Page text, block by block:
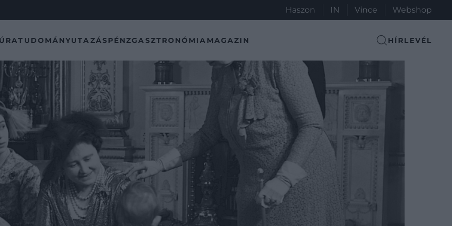
Haszon IN Vince Webshop
TUDOMÁNYUTAZÁSPÉNZGASZTRONÓMIA MAGAZIN HÍRLEVÉL